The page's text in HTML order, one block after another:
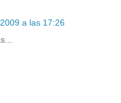
a las 17:26